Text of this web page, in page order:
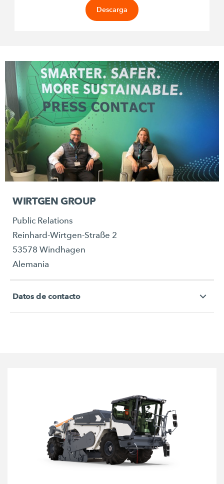
Descarga
WIRTGEN GROUP
Public Relations
Reinhard-Wirtgen-Straße 2
53578 Windhagen
Alemania
Datos de contacto